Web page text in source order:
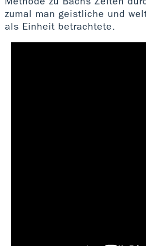
zumal man geistliche und
als Einheit betrachtete.